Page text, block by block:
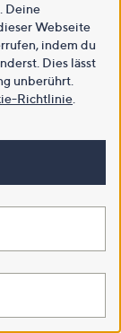
Deine
Webseite
indem du
Dies lässt
unberührt.
Richtlinie